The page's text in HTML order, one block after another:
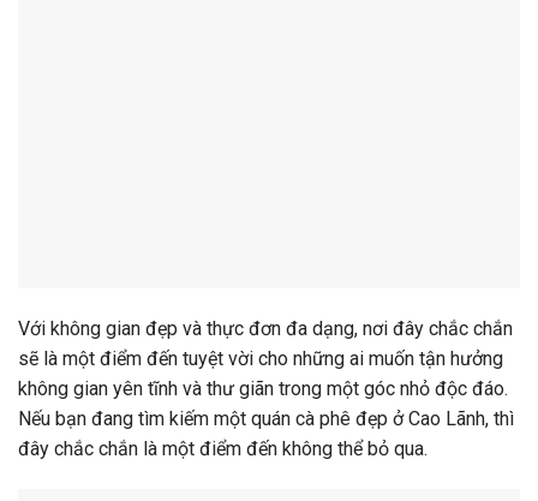
Với không gian đẹp và thực đơn đa dạng, nơi đây chắc chắn
sẽ là một điểm đến tuyệt vời cho những ai muốn tận hưởng
không gian yên tĩnh và thư giãn trong một góc nhỏ độc đáo.
Nếu bạn đang tìm kiếm một quán cà phê đẹp ở Cao Lãnh, thì
đây chắc chắn là một điểm đến không thể bỏ qua.